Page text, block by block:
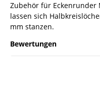
Zubehör für Eckenrunder
lassen sich
mm stanzen.
Bewertungen